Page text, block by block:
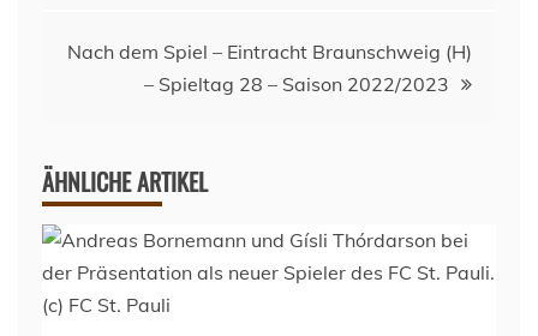
Nach dem Spiel – Eintracht Braunschweig (H)
– Spieltag 28 – Saison 2022/2023
ÄHNLICHE ARTIKEL